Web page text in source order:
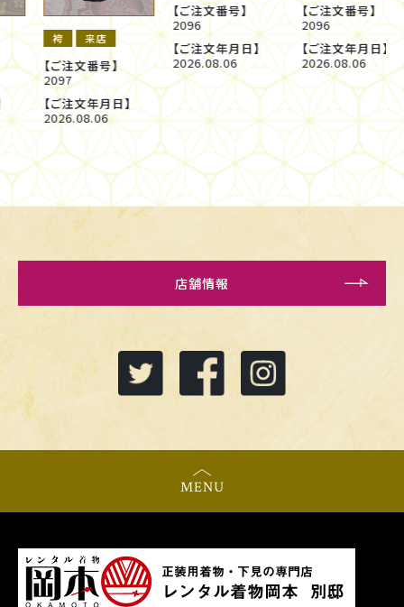
来店
【ご注文番号】
2097
【ご注文年月日】
2026.08.06
【ご注文番号】
2096
【ご注文年月日】
2026.08.06
【ご注文番号】
2096
【ご注文年月日】
2026.08.06
店舗情報
MENU